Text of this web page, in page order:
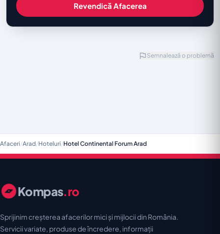
Revendică Afacerea
Semnalează o problemă
Afaceri/Arad/Hoteluri/Hotel Continental Forum Arad
Kompas.ro
Sprijinim creșterea afacerilor mici și mijlocii din România.
Servicii variate, produse de încredere, informații